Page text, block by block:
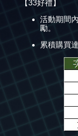
【33好禮】
活動期間
勵。
累積購買